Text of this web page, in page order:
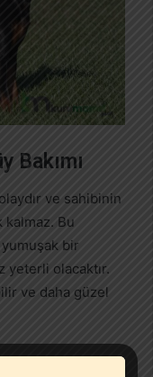
Bakımı
ve sahibinin
kalmaz. Bu
bir
yeterli olacaktır.
ve daha güzel
Bakımı Nasıl